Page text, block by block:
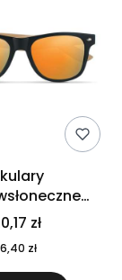
TOUCH
10
zł
zł